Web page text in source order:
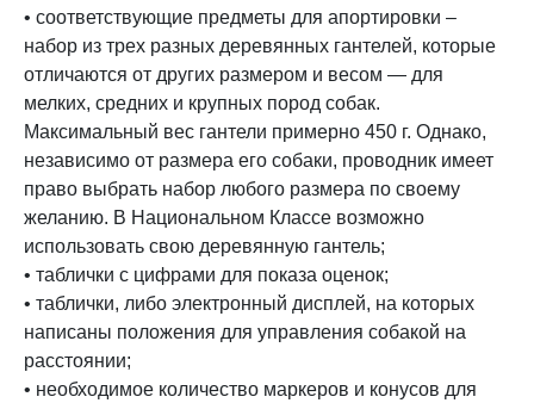
• соответствующие предметы для апортировки –
набор из трех разных деревянных гантелей, которые
отличаются от других размером и весом — для
мелких, средних и крупных пород собак.
Максимальный вес гантели примерно 450 г. Однако,
независимо от размера его собаки, проводник имеет
право выбрать набор любого размера по своему
желанию. В Национальном Классе возможно
использовать свою деревянную гантель;
• таблички с цифрами для показа оценок;
• таблички, либо электронный дисплей, на которых
написаны положения для управления собакой на
расстоянии;
• необходимое количество маркеров и конусов для